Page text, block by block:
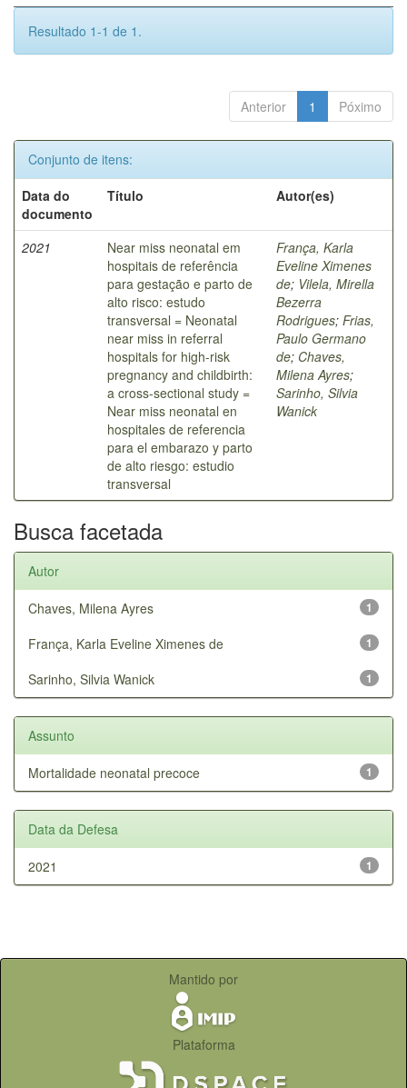
Resultado 1-1 de 1.
Anterior 1 Póximo
Conjunto de itens:
Data do
documento
Título Autor(es)
2021
Near miss neonatal em
hospitais de referência
para gestação e parto de
alto risco: estudo
transversal = Neonatal
near miss in referral
hospitals for high-risk
pregnancy and childbirth:
a cross-sectional study =
Near miss neonatal en
hospitales de referencia
para el embarazo y parto
de alto riesgo: estudio
transversal
França, Karla
Eveline Ximenes
de; Vilela, Mirella
Bezerra
Rodrigues; Frias,
Paulo Germano
de; Chaves,
Milena Ayres;
Sarinho, Silvia
Wanick
Busca facetada
Autor
1
Chaves, Milena Ayres
1
França, Karla Eveline Ximenes de
1
Sarinho, Silvia Wanick
Assunto
1
Mortalidade neonatal precoce
Data da Defesa
1
2021
Mantido por
Plataforma